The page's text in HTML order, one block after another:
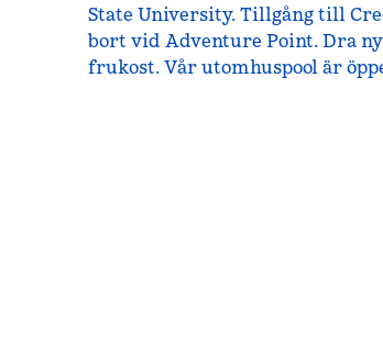
State University. Tillgång till
bort vid Adventure Point. Dra
frukost. Vår utomhuspool är